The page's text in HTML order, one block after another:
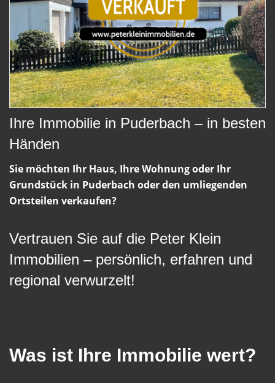
Ihre Immobilie in Puderbach – in besten
Händen
Sie möchten Ihr Haus, Ihre Wohnung oder Ihr
Grundstück in Puderbach oder den umliegenden
Ortsteilen verkaufen?
Vertrauen Sie auf die Peter Klein
Immobilien – persönlich, erfahren und
regional verwurzelt!
Was ist Ihre Immobilie wert?